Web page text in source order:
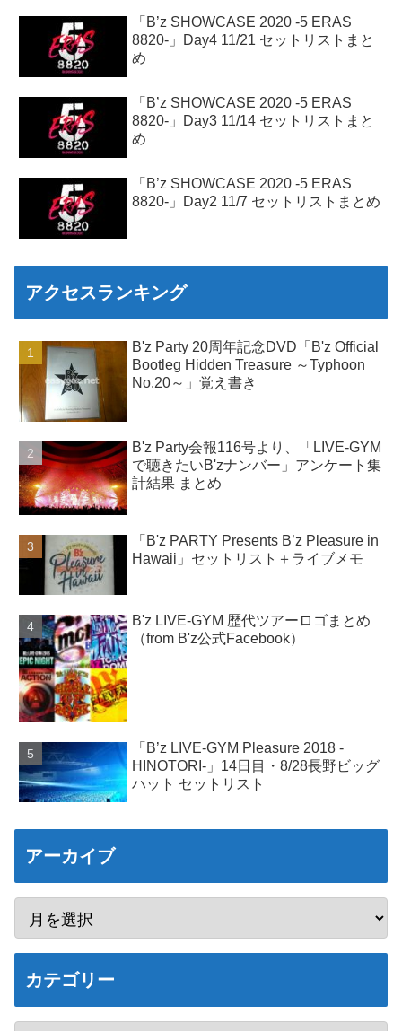
「B’z SHOWCASE 2020 -5 ERAS
8820-」Day4 11/21 セットリストまと
め
「B’z SHOWCASE 2020 -5 ERAS
8820-」Day3 11/14 セットリストまと
め
「B’z SHOWCASE 2020 -5 ERAS
8820-」Day2 11/7 セットリストまとめ
アクセスランキング
B'z Party 20周年記念DVD「B'z Official
Bootleg Hidden Treasure ～Typhoon
No.20～」覚え書き
B'z Party会報116号より、「LIVE-GYM
で聴きたいB'zナンバー」アンケート集
計結果 まとめ
「B'z PARTY Presents B’z Pleasure in
Hawaii」セットリスト＋ライブメモ
B'z LIVE-GYM 歴代ツアーロゴまとめ
（from B'z公式Facebook）
「B’z LIVE-GYM Pleasure 2018 -
HINOTORI-」14日目・8/28長野ビッグ
ハット セットリスト
アーカイブ
カテゴリー